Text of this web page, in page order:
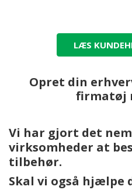
LÆS
Opret din
firmatøj
Vi har gjort det
virksomheder at
tilbehør.
Skal vi også hjælpe